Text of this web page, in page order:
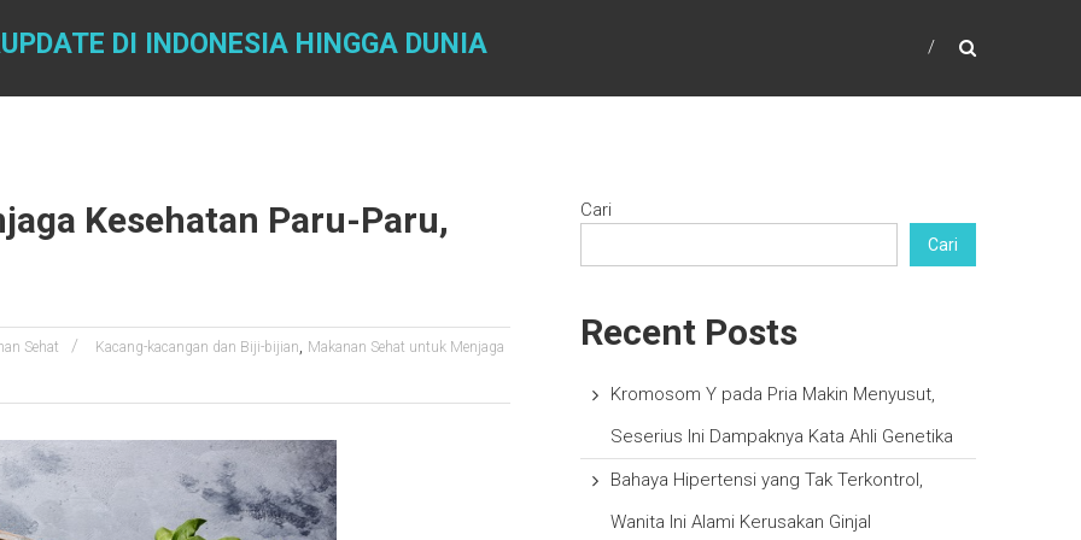
DI INDONESIA HINGGA DUNIA
Kesehatan Paru-Paru,
Sehat Kacang-kacangan dan Biji-bijian, Makanan Sehat untuk Menjaga
Cari
Cari
Recent Posts
Kromosom Y pada Pria Makin Menyusut,
Seserius Ini Dampaknya Kata Ahli Genetika
Bahaya Hipertensi yang Tak Terkontrol,
Wanita Ini Alami Kerusakan Ginjal